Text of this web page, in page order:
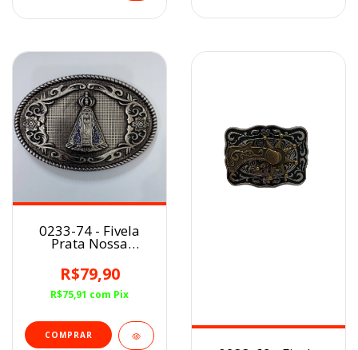
0233-74 - Fivela
Prata Nossa
R$79,90
R$75,91 com Pix